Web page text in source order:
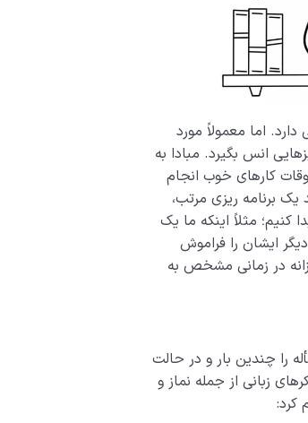
اما معمولاً مورد
انس بگیرد. مبادا به
کارهای خوب انجام
یک برنامه ریزی مرتب،
کنیم؛ مثلاً اینکه ما یک
ایشان را فراموش
در زمانی مشخص به
را چندین بار و در حالت
زبانی از جمله نماز و
کرد: